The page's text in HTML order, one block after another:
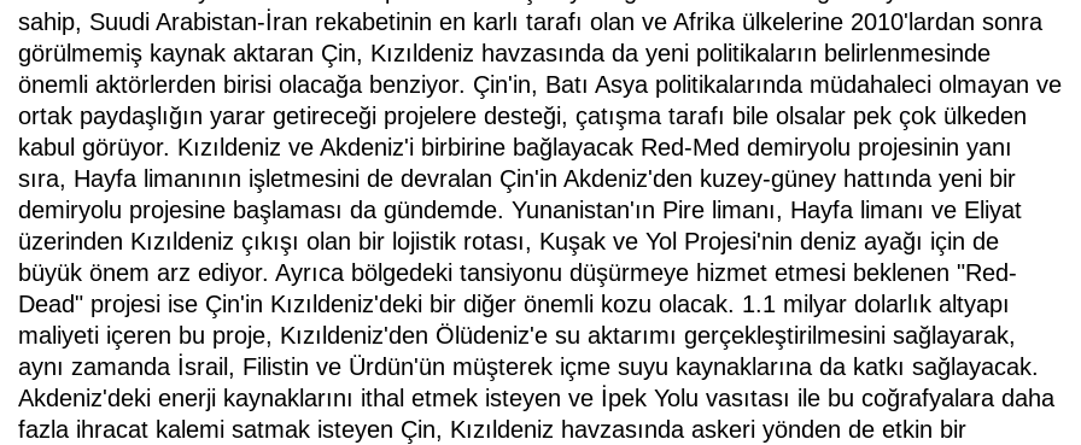
sahip, Suudi Arabistan-İran rekabetinin en karlı tarafı olan ve Afrika ülkelerine 2010'lardan sonra
görülmemiş kaynak aktaran Çin, Kızıldeniz havzasında da yeni politikaların belirlenmesinde
önemli aktörlerden birisi olacağa benziyor. Çin'in, Batı Asya politikalarında müdahaleci olmayan ve
ortak paydaşlığın yarar getireceği projelere desteği, çatışma tarafı bile olsalar pek çok ülkeden
kabul görüyor. Kızıldeniz ve Akdeniz'i birbirine bağlayacak Red-Med demiryolu projesinin yanı
sıra, Hayfa limanının işletmesini de devralan Çin'in Akdeniz'den kuzey-güney hattında yeni bir
demiryolu projesine başlaması da gündemde. Yunanistan'ın Pire limanı, Hayfa limanı ve Eliyat
üzerinden Kızıldeniz çıkışı olan bir lojistik rotası, Kuşak ve Yol Projesi'nin deniz ayağı için de
büyük önem arz ediyor. Ayrıca bölgedeki tansiyonu düşürmeye hizmet etmesi beklenen "Red-
Dead" projesi ise Çin'in Kızıldeniz'deki bir diğer önemli kozu olacak. 1.1 milyar dolarlık altyapı
maliyeti içeren bu proje, Kızıldeniz'den Ölüdeniz'e su aktarımı gerçekleştirilmesini sağlayarak,
aynı zamanda İsrail, Filistin ve Ürdün'ün müşterek içme suyu kaynaklarına da katkı sağlayacak.
Akdeniz'deki enerji kaynaklarını ithal etmek isteyen ve İpek Yolu vasıtası ile bu coğrafyalara daha
fazla ihracat kalemi satmak isteyen Çin, Kızıldeniz havzasında askeri yönden de etkin bir